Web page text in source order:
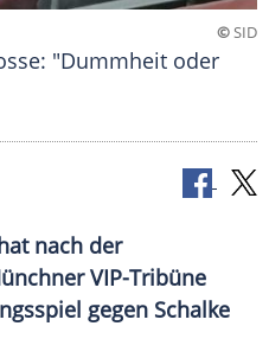
©SID
"Dummheit oder
nach der
VIP-Tribüne
gegen Schalke